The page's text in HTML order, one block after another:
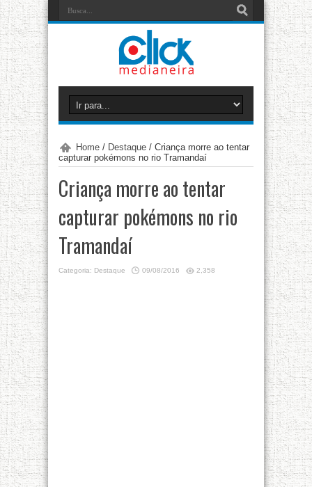
Home / Destaque / Criança morre ao tentar
capturar pokémons no rio Tramandaí
Criança morre ao tentar
capturar pokémons no rio
Tramandaí
Categoria: Destaque 09/08/2016 2,358